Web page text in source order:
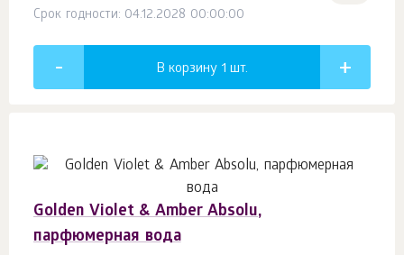
Срок годности: 04.12.2028 00:00:00
В корзину 1 шт.
Golden Violet & Amber Absolu,
парфюмерная вода